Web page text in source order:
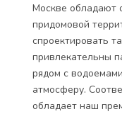
Москве обладают
придомовой
спроектировать
привлекательны
рядом с
атмосферу.
обладает наш